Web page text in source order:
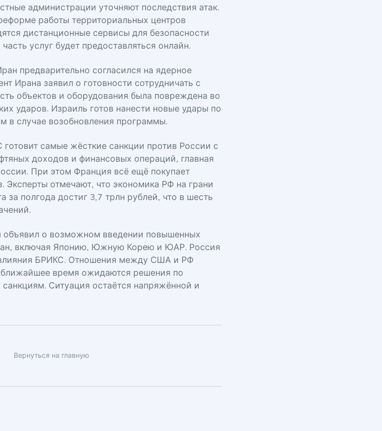
администрации уточняют последствия атак.
работы территориальных центров
дистанционные сервисы для безопасности
услуг будет предоставляться онлайн.
предварительно согласился на ядерное
Ирана заявил о готовности сотрудничать с
объектов и оборудования была повреждена во
ударов. Израиль готов нанести новые удары по
в случае возобновления программы.
самые жёсткие санкции против России с
доходов и финансовых операций, главная
При этом Франция всё ещё покупает
Эксперты отмечают, что экономика РФ на грани
полгода достиг 3,7 трлн рублей, что в шесть
объявил о возможном введении повышенных
включая Японию, Южную Корею и ЮАР. Россия
влияния БРИКС. Отношения между США и РФ
время ожидаются решения по
Ситуация остаётся напряжённой и
Вернуться на главную